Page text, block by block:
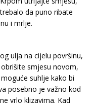
da puno ribate
i mrlje.
ulja na cijelu površinu,
smjesu novom,
suhlje kako bi
posebno je važno kod
vrlo klizavima. Kad